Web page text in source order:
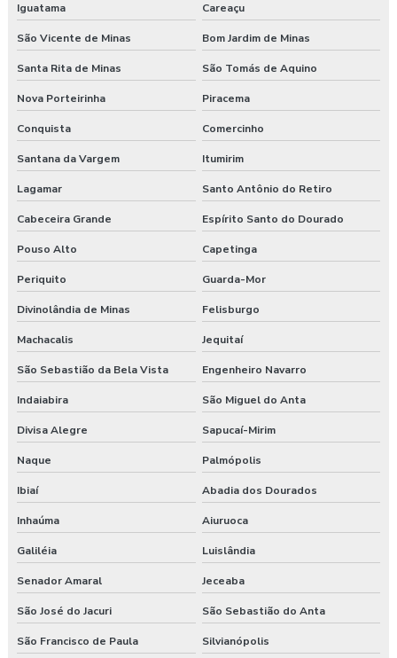
Iguatama Careaçu
São Vicente de Minas Bom Jardim de Minas
Santa Rita de Minas São Tomás de Aquino
Nova Porteirinha Piracema
Conquista Comercinho
Santana da Vargem Itumirim
Lagamar Santo Antônio do Retiro
Cabeceira Grande Espírito Santo do Dourado
Pouso Alto Capetinga
Periquito Guarda-Mor
Divinolândia de Minas Felisburgo
Machacalis Jequitaí
São Sebastião da Bela Vista Engenheiro Navarro
Indaiabira São Miguel do Anta
Divisa Alegre Sapucaí-Mirim
Naque Palmópolis
Ibiaí Abadia dos Dourados
Inhaúma Aiuruoca
Galiléia Luislândia
Senador Amaral Jeceaba
São José do Jacuri São Sebastião do Anta
São Francisco de Paula Silvianópolis